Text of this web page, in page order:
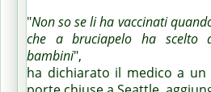
"Non so se li ha vaccinati
che a bruciapelo ha scelto
bambini",
ha dichiarato il medico a un